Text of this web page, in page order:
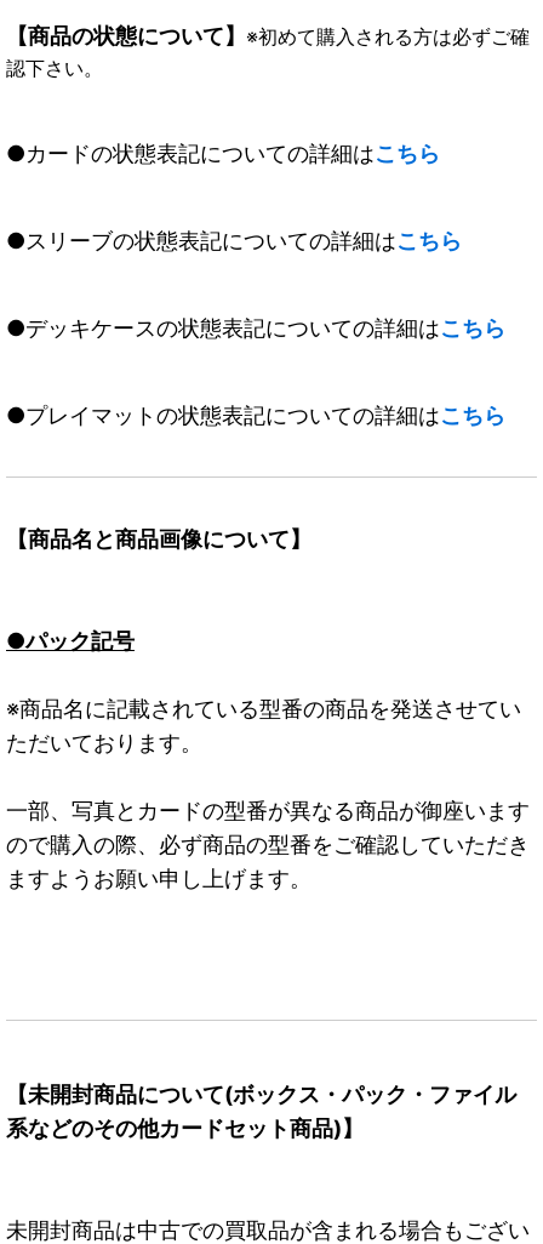
【商品の状態について】 ※初めて購入される方は必ずご確
認下さい。
●カードの状態表記についての詳細はこちら
●スリーブの状態表記についての詳細はこちら
●デッキケースの状態表記についての詳細はこちら
●プレイマットの状態表記についての詳細はこちら
【商品名と商品画像について】
●パック記号
※商品名に記載されている型番の商品を発送させてい
ただいております。
一部、写真とカードの型番が異なる商品が御座います
ので購入の際、必ず商品の型番をご確認していただき
ますようお願い申し上げます。
【未開封商品について(ボックス・パック・ファイル
系などのその他カードセット商品)】
未開封商品は中古での買取品が含まれる場合もござい